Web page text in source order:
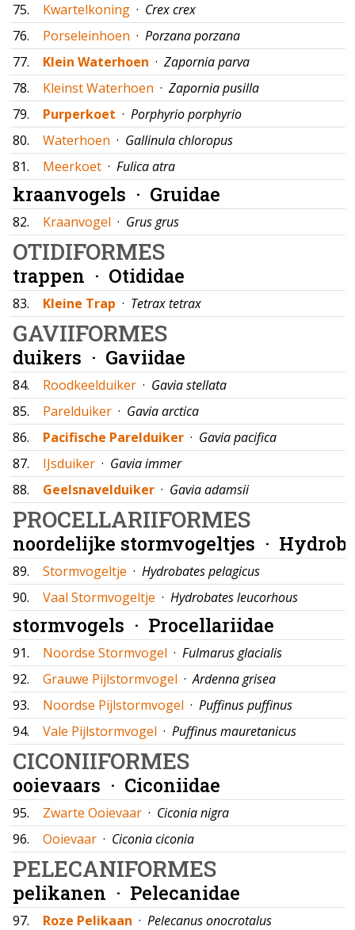
75. Kwartelkoning · Crex crex
76.
Porseleinhoen · Porzana porzana
77.
Klein Waterhoen · Zapornia parva
78.
Kleinst Waterhoen · Zapornia pusilla
79.
Purperkoet · Porphyrio porphyrio
80.
Waterhoen · Gallinula chloropus
81.
Meerkoet · Fulica atra
kraanvogels · Gruidae
82. Kraanvogel · Grus grus
OTIDIFORMES
trappen · Otididae
83. Kleine Trap · Tetrax tetrax
GAVIIFORMES
duikers · Gaviidae
84. Roodkeelduiker · Gavia stellata
85.
Parelduiker · Gavia arctica
86.
Pacifische Parelduiker · Gavia pacifica
87.
IJsduiker · Gavia immer
88.
Geelsnavelduiker · Gavia adamsii
PROCELLARIIFORMES
noordelijke stormvogeltjes ·
89. Stormvogeltje · Hydrobates pelagicus
90.
Vaal Stormvogeltje · Hydrobates leucorhous
stormvogels · Procellariidae
91. Noordse Stormvogel · Fulmarus glacialis
92.
Grauwe Pijlstormvogel ·Ardenna grisea
93.
Noordse Pijlstormvogel · Puffinus puffinus
94.
Vale Pijlstormvogel · Puffinus mauretanicus
CICONIIFORMES
ooievaars · Ciconiidae
95. Zwarte Ooievaar · Ciconia nigra
96.
Ooievaar · Ciconia ciconia
PELECANIFORMES
pelikanen · Pelecanidae
97. Roze Pelikaan · Pelecanus onocrotalus